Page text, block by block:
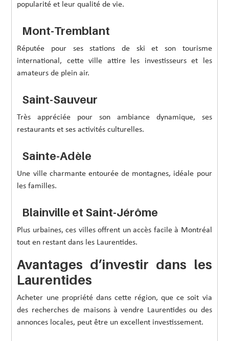
popularité et leur qualité de vie.
Mont-Tremblant
Réputée pour ses stations de ski et son tourisme
international, cette ville attire les investisseurs et les
amateurs de plein air.
Saint-Sauveur
Très appréciée pour son ambiance dynamique, ses
restaurants et ses activités culturelles.
Sainte-Adèle
Une ville charmante entourée de montagnes, idéale pour
les familles.
Blainville et Saint-Jérôme
Plus urbaines, ces villes offrent un accès facile à Montréal
tout en restant dans les Laurentides.
Avantages d’investir dans les
Laurentides
Acheter une propriété dans cette région, que ce soit via
des recherches de maisons à vendre Laurentides ou des
annonces locales, peut être un excellent investissement.